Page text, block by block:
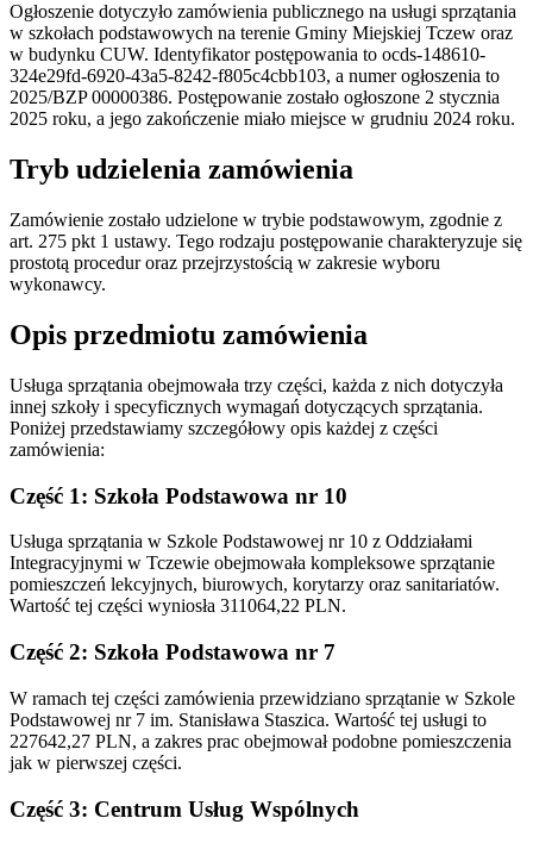
Ogłoszenie dotyczyło zamówienia publicznego na usługi sprzątania
w szkołach podstawowych na terenie Gminy Miejskiej Tczew oraz
w budynku CUW. Identyfikator postępowania to ocds-148610-
324e29fd-6920-43a5-8242-f805c4cbb103, a numer ogłoszenia to
2025/BZP 00000386. Postępowanie zostało ogłoszone 2 stycznia
2025 roku, a jego zakończenie miało miejsce w grudniu 2024 roku.
Tryb udzielenia zamówienia
Zamówienie zostało udzielone w trybie podstawowym, zgodnie z
art. 275 pkt 1 ustawy. Tego rodzaju postępowanie charakteryzuje się
prostotą procedur oraz przejrzystością w zakresie wyboru
wykonawcy.
Opis przedmiotu zamówienia
Usługa sprzątania obejmowała trzy części, każda z nich dotyczyła
innej szkoły i specyficznych wymagań dotyczących sprzątania.
Poniżej przedstawiamy szczegółowy opis każdej z części
zamówienia:
Część 1: Szkoła Podstawowa nr 10
Usługa sprzątania w Szkole Podstawowej nr 10 z Oddziałami
Integracyjnymi w Tczewie obejmowała kompleksowe sprzątanie
pomieszczeń lekcyjnych, biurowych, korytarzy oraz sanitariatów.
Wartość tej części wyniosła 311064,22 PLN.
Część 2: Szkoła Podstawowa nr 7
W ramach tej części zamówienia przewidziano sprzątanie w Szkole
Podstawowej nr 7 im. Stanisława Staszica. Wartość tej usługi to
227642,27 PLN, a zakres prac obejmował podobne pomieszczenia
jak w pierwszej części.
Część 3: Centrum Usług Wspólnych